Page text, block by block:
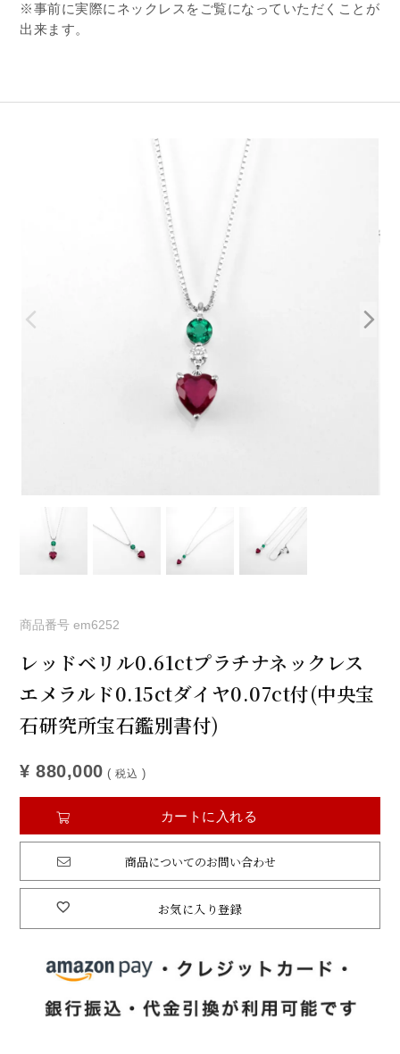
※事前に実際にネックレスをご覧になっていただくことが
出来ます。
商品番号 em6252
レッドベリル0.61ctプラチナネックレス
エメラルド0.15ctダイヤ0.07ct付(中央宝
石研究所宝石鑑別書付)
¥ 880,000 税込
お気に入り登録
カートに入れる
商品についてのお問い合わせ